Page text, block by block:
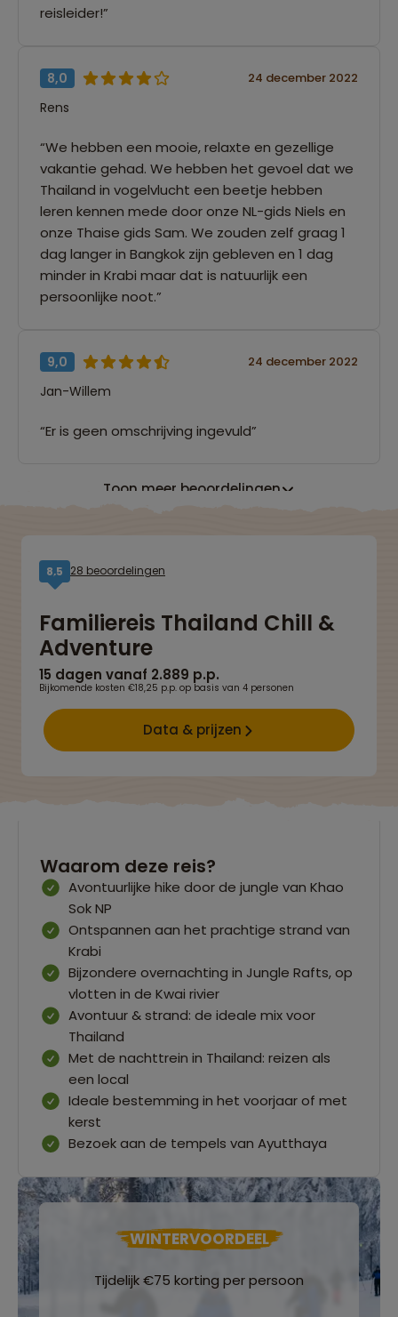
reisleider!”
8,0 24 december 2022
Rens
“We hebben een mooie, relaxte en gezellige
vakantie gehad. We hebben het gevoel dat we
Thailand in vogelvlucht een beetje hebben
leren kennen mede door onze NL-gids Niels en
onze Thaise gids Sam. We zouden zelf graag 1
dag langer in Bangkok zijn gebleven en 1 dag
minder in Krabi maar dat is natuurlijk een
persoonlijke noot.”
9,0 24 december 2022
Jan-Willem
“Er is geen omschrijving ingevuld”
Toon meer beoordelingen
8,5 28 beoordelingen
Familiereis Thailand Chill &
Adventure
15 dagen vanaf 2.889 p.p.
Bijkomende kosten €18,25 p.p. op basis van 4 personen
Data & prijzen
Waarom deze reis?
Avontuurlijke hike door de jungle van Khao
Sok NP
Ontspannen aan het prachtige strand van
Krabi
Bijzondere overnachting in Jungle Rafts, op
vlotten in de Kwai rivier
Avontuur & strand: de ideale mix voor
Thailand
Met de nachttrein in Thailand: reizen als
een local
Ideale bestemming in het voorjaar of met
kerst
Bezoek aan de tempels van Ayutthaya
WINTERVOORDEEL
Tijdelijk €75 korting per persoon